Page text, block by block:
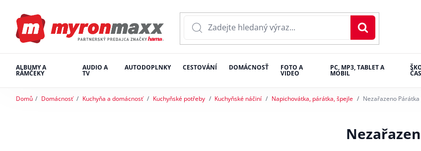
ALBUMY A
RÁMČEKY
AUDIO A
TV
AUTODOPLNKY CESTOVÁNÍ DOMÁCNOSŤ FOTO A
VIDEO
PC, MP3, TABLET A
MOBIL ČAS
Domů Domácnosť Kuchyňa a domácnosť Kuchyňské potřeby Kuchyňské náčiní Napichovátka, párátka, špejle Nezařazeno